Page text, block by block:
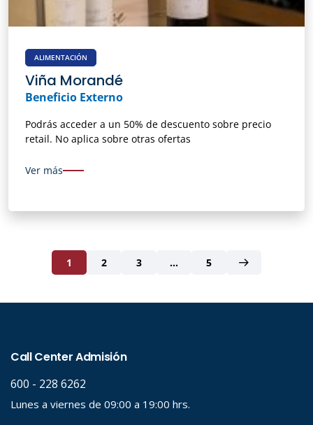
ALIMENTACIÓN
Viña Morandé
Beneficio Externo
Podrás acceder a un 50% de descuento sobre precio
retail. No aplica sobre otras ofertas
Ver más
1 2 3 … 5